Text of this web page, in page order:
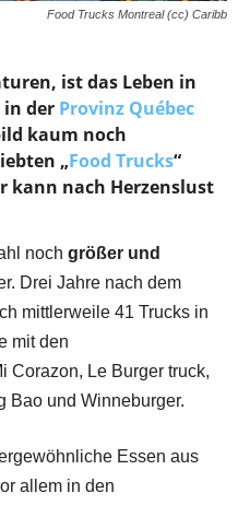
Food Trucks Montreal (cc) Caribb
ist das Leben in
der Provinz Québec
kaum noch
„Food Trucks“
kann nach Herzenslust
noch größer und
Drei Jahre nach dem
mittlerweile 41 Trucks in
mit den
Corazon, Le Burger truck,
Bao und Winneburger.
Essen aus
allem in den